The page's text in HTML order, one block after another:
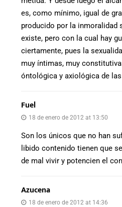
es, como mínimo, igual de
producido por la inmoralidad
existe, pero con la cual hay
ciertamente, pues la
muy íntimas, muy
óntológica y axiológica de
Fuel
18 de enero de 2012 at 13:50
Son los únicos que no han
libido contenido tienen que
de mal vivir y potencien el
Azucena
18 de enero de 2012 at 14:36